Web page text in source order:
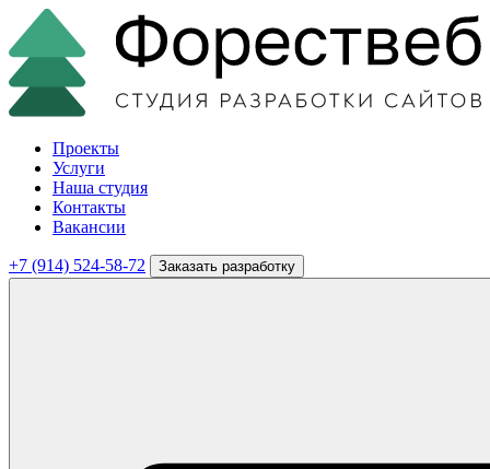
Проекты
Услуги
Наша студия
Контакты
Вакансии
+7 (914) 524-58-72 Заказать разработку